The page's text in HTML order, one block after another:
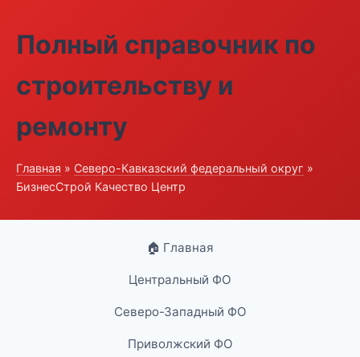
Полный справочник по
строительству и
ремонту
Главная » Северо-Кавказский федеральный округ »
БизнесСтрой Качество Центр
🏠 Главная
Центральный ФО
Северо-Западный ФО
Приволжский ФО